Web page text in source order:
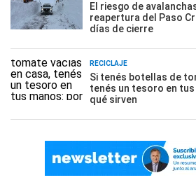
El riesgo de
reapertura del Paso
días de cierre
RECICLAJE
Si tenés botellas de
tenés un tesoro en
qué sirven